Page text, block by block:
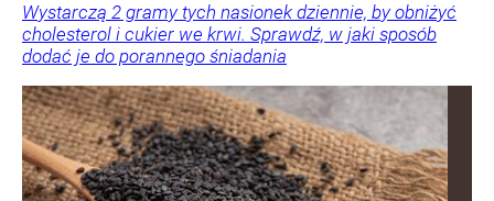
Wystarczą 2 gramy tych nasionek dziennie, by obniżyć
cholesterol i cukier we krwi. Sprawdź, w jaki sposób
dodać je do porannego śniadania